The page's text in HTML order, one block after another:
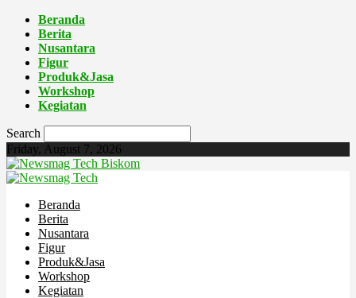
Beranda
Berita
Nusantara
Figur
Produk&Jasa
Workshop
Kegiatan
Search
Friday, August 7, 2026
Biskom
Beranda
Berita
Nusantara
Figur
Produk&Jasa
Workshop
Kegiatan